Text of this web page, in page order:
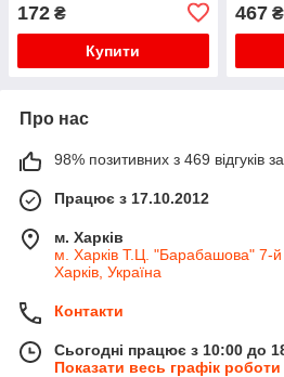
172 ₴
Купити
467
Про нас
98% позитивних з 469 відгуків за
Працює з 17.10.2012
м. Харків
м. Харків Т.Ц. "Барабашова" 7-
Харків, Україна
Контакти
Сьогодні працює з 10:00 до
Показати весь графік роботи